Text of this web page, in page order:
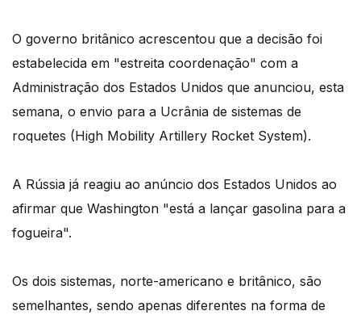
O governo britânico acrescentou que a decisão foi
estabelecida em "estreita coordenação" com a
Administração dos Estados Unidos que anunciou, esta
semana, o envio para a Ucrânia de sistemas de
roquetes (High Mobility Artillery Rocket System).
A Rússia já reagiu ao anúncio dos Estados Unidos ao
afirmar que Washington "está a lançar gasolina para a
fogueira".
Os dois sistemas, norte-americano e britânico, são
semelhantes, sendo apenas diferentes na forma de